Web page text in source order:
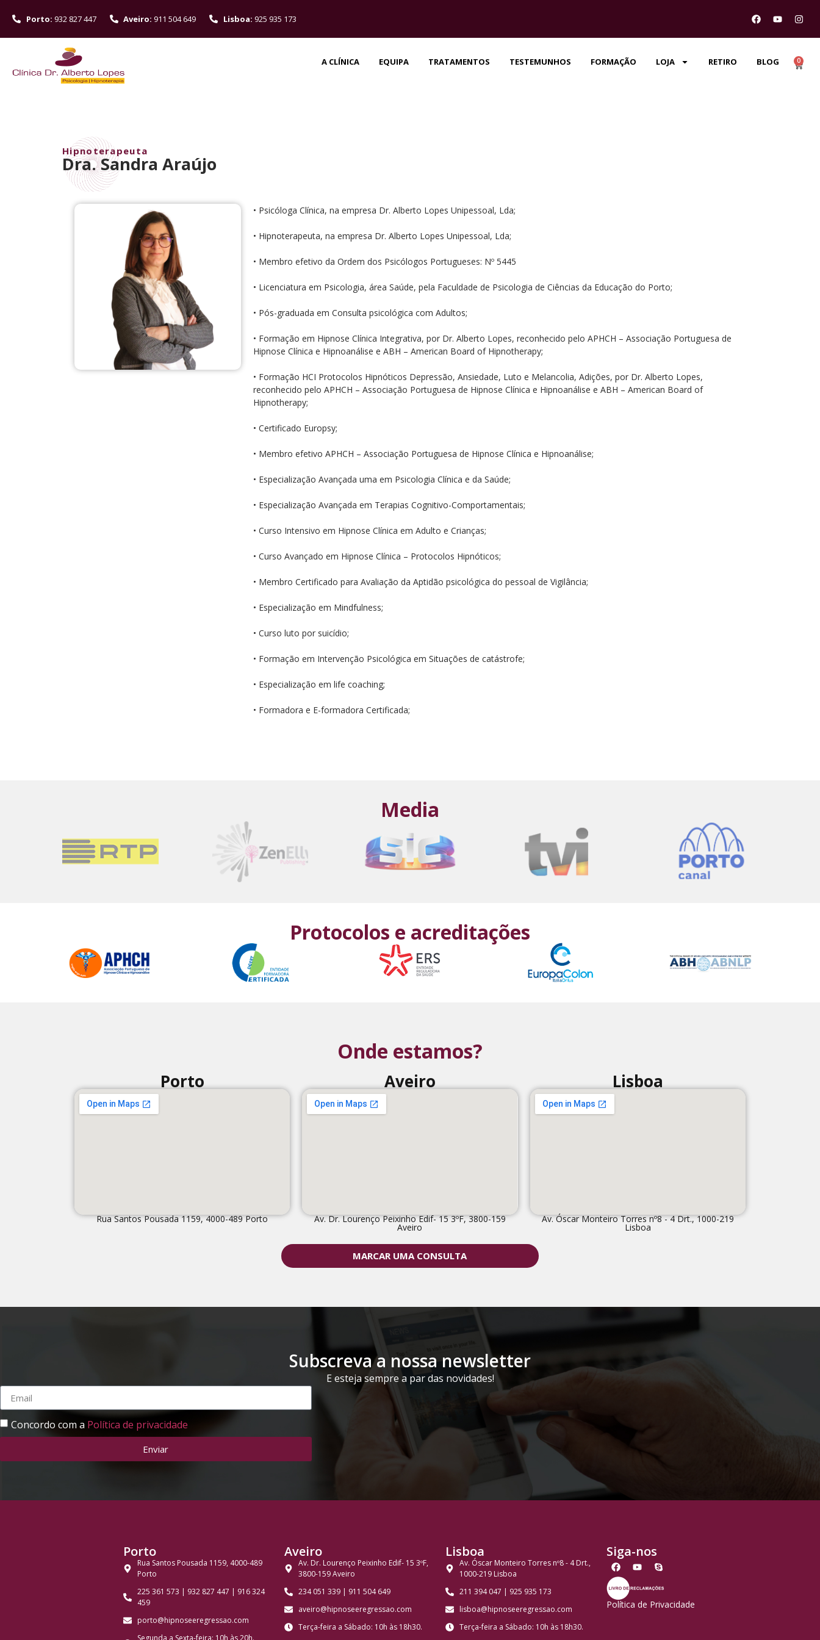
Porto: 932 827 447 Aveiro: 911 504 649 Lisboa: 925 935 173
A CLÍNICA EQUIPA TRATAMENTOS TESTEMUNHOS FORMAÇÃO LOJA RETIRO BLOG 0
Hipnoterapeuta
Dra. Sandra Araújo
• Psicóloga Clínica, na empresa Dr. Alberto Lopes Unipessoal, Lda;
• Hipnoterapeuta, na empresa Dr. Alberto Lopes Unipessoal, Lda;
• Membro efetivo da Ordem dos Psicólogos Portugueses: Nº 5445
• Licenciatura em Psicologia, área Saúde, pela Faculdade de Psicologia de Ciências da Educação do Porto;
• Pós-graduada em Consulta psicológica com Adultos;
• Formação em Hipnose Clínica Integrativa, por Dr. Alberto Lopes, reconhecido pelo APHCH – Associação Portuguesa de
Hipnose Clínica e Hipnoanálise e ABH – American Board of Hipnotherapy;
• Formação HCI Protocolos Hipnóticos Depressão, Ansiedade, Luto e Melancolia, Adições, por Dr. Alberto Lopes,
reconhecido pelo APHCH – Associação Portuguesa de Hipnose Clínica e Hipnoanálise e ABH – American Board of
Hipnotherapy;
• Certificado Europsy;
• Membro efetivo APHCH – Associação Portuguesa de Hipnose Clínica e Hipnoanálise;
• Especialização Avançada uma em Psicologia Clínica e da Saúde;
• Especialização Avançada em Terapias Cognitivo-Comportamentais;
• Curso Intensivo em Hipnose Clínica em Adulto e Crianças;
• Curso Avançado em Hipnose Clínica – Protocolos Hipnóticos;
• Membro Certificado para Avaliação da Aptidão psicológica do pessoal de Vigilância;
• Especialização em Mindfulness;
• Curso luto por suicídio;
• Formação em Intervenção Psicológica em Situações de catástrofe;
• Especialização em life coaching;
• Formadora e E-formadora Certificada;
Media
Protocolos e acreditações
Onde estamos?
Porto
Rua Santos Pousada 1159, 4000-489 Porto
Aveiro
Av. Dr. Lourenço Peixinho Edif- 15 3ºF, 3800-159
Aveiro
Lisboa
Av. Óscar Monteiro Torres nº8 - 4 Drt., 1000-219
Lisboa
MARCAR UMA CONSULTA
Subscreva a nossa newsletter
E esteja sempre a par das novidades!
Concordo com a Política de privacidade
Enviar
Porto
Rua Santos Pousada 1159, 4000-489
Porto
225 361 573 | 932 827 447 | 916 324
459
porto@hipnoseeregressao.com
Segunda a Sexta-feira: 10h às 20h.
Aveiro
Av. Dr. Lourenço Peixinho Edif- 15 3ºF,
3800-159 Aveiro
234 051 339 | 911 504 649
aveiro@hipnoseeregressao.com
Terça-feira a Sábado: 10h às 18h30.
Lisboa
Av. Óscar Monteiro Torres nº8 - 4 Drt.,
1000-219 Lisboa
211 394 047 | 925 935 173
lisboa@hipnoseeregressao.com
Terça-feira a Sábado: 10h às 18h30.
Siga-nos
Política de Privacidade